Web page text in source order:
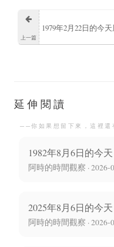
上一篇
1979年2月22日的今
延伸閱讀
──你如果想留下來，這裡還
1982年8月6日的今
阿時的時間觀察 · 2026-
2025年8月6日的今
阿時的時間觀察 · 2026-